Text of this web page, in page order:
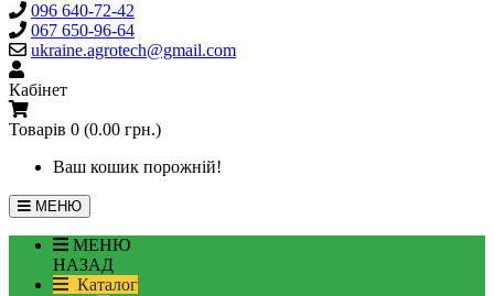
096 640-72-42
067 650-96-64
ukraine.agrotech@gmail.com
Кабінет
Товарів 0 (0.00 грн.)
Ваш кошик порожній!
МЕНЮ
МЕНЮ
НАЗАД
Каталог